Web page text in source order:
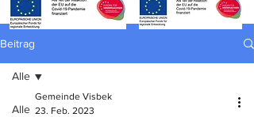
Beitrag
Alle
Alle
Gemeinde Visbek
23. Feb. 2023